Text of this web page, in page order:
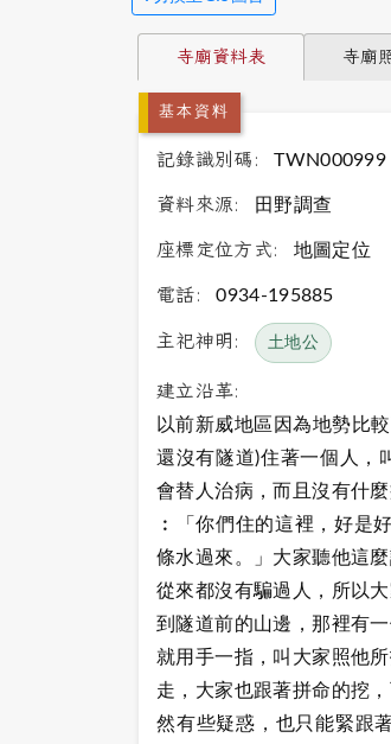
寺廟資料表 寺廟
基本資料
記錄識別碼: TWN000999
資料來源: 田野調查
座標定位方式: 地圖定位
電話: 0934-195885
主祀神明: 土地公
建立沿革:
以前新威地區因為地勢比
還沒有隧道)住著一個人，
會替人治病，而且沒有什
︰「你們住的這裡，好是
條水過來。」大家聽他這
從來都沒有騙過人，所以
到隧道前的山邊，那裡有
就用手一指，叫大家照他
走，大家也跟著拼命的挖
然有些疑惑，也只能緊跟